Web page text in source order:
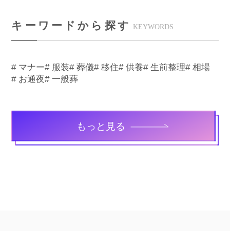
キーワードから探す KEYWORDS
# マナー# 服装# 葬儀# 移住# 供養# 生前整理# 相場
# お通夜# 一般葬
もっと見る